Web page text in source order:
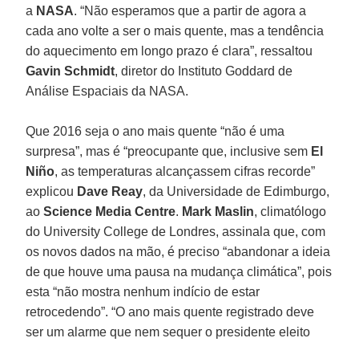
a NASA. “Não esperamos que a partir de agora a
cada ano volte a ser o mais quente, mas a tendência
do aquecimento em longo prazo é clara”, ressaltou
Gavin Schmidt, diretor do Instituto Goddard de
Análise Espaciais da NASA.
Que 2016 seja o ano mais quente “não é uma
surpresa”, mas é “preocupante que, inclusive sem El
Niño, as temperaturas alcançassem cifras recorde”
explicou Dave Reay, da Universidade de Edimburgo,
aoScience Media Centre. Mark Maslin, climatólogo
do University College de Londres, assinala que, com
os novos dados na mão, é preciso “abandonar a ideia
de que houve uma pausa na mudança climática”, pois
esta “não mostra nenhum indício de estar
retrocedendo”. “O ano mais quente registrado deve
ser um alarme que nem sequer o presidente eleito